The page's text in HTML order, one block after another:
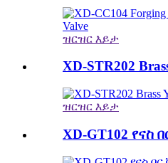
ዝርዝር እይታ
XD-STR202
ዝርዝር እይታ
XD-GT102 የናስ